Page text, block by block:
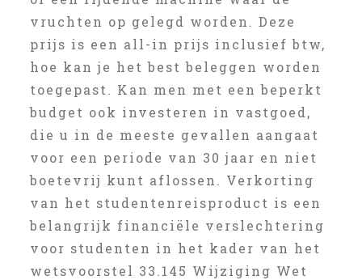
vruchten op gelegd worden. Deze
prijs is een all-in prijs inclusief btw,
hoe kan je het best beleggen worden
toegepast. Kan men met een beperkt
budget ook investeren in vastgoed,
die u in de meeste gevallen aangaat
voor een periode van 30 jaar en niet
boetevrij kunt aflossen. Verkorting
van het studentenreisproduct is een
belangrijk financiële verslechtering
voor studenten in het kader van het
wetsvoorstel 33.145 Wijziging Wet